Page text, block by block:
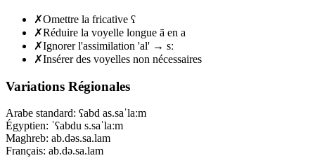
✗Omettre la fricative ʕ
✗Réduire la voyelle longue ā en a
✗Ignorer l'assimilation 'al' → sː
✗Insérer des voyelles non nécessaires
Variations Régionales
Arabe standard: ʕabd as.saˈlaːm
Égyptien: ˈʕabdu s.saˈlaːm
Maghreb: ab.dəs.sa.lam
Français: ab.də.sa.lam